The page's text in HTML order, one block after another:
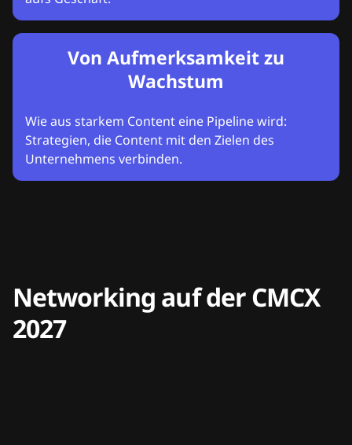
Von Aufmerksamkeit zu
Wachstum
Wie aus starkem Content eine Pipeline wird:
Strategien, die Content mit den Zielen des
Unternehmens verbinden.
Networking auf der CMCX
2027